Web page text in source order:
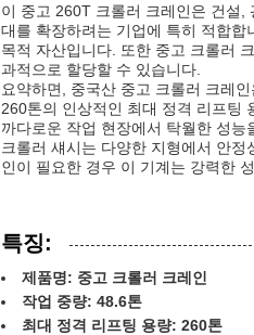
이 중고 260T 크롤러 크레인은 건설,
대를 확장하려는 기업에 특히 적합
목적 자산입니다. 또한 중고 크롤러
과적으로 할당할 수 있습니다.
요약하면, 중국산 중고 크롤러 크레
260톤의 인상적인 최대 정격 리프팅
까다로운 작업 현장에서 탁월한 성
크롤러 섀시는 다양한 지형에서 안
인이 필요한 경우 이 기계는 강력한
특징:
제품명: 중고 크롤러 크레인
작업 중량: 48.6톤
최대 정격 리프팅 용량: 260톤